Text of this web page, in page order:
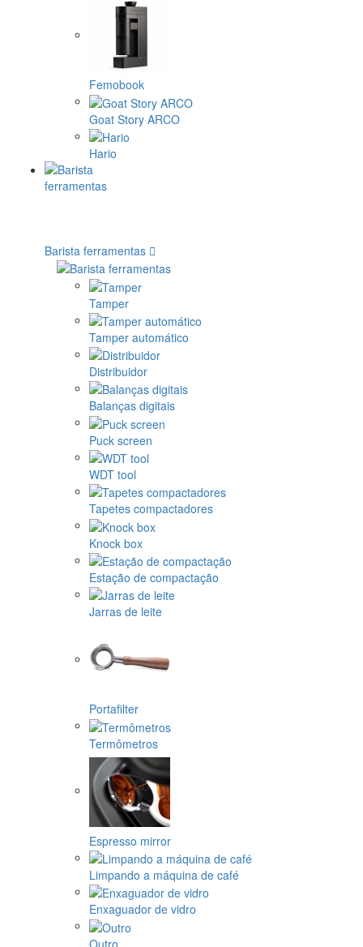
Femobook
Goat Story ARCO
Hario
Barista ferramentas
Tamper
Tamper automático
Distribuidor
Balanças digitais
Puck screen
WDT tool
Tapetes compactadores
Knock box
Estação de compactação
Jarras de leite
Portafilter
Termômetros
Espresso mirror
Limpando a máquina de café
Enxaguador de vidro
Outro